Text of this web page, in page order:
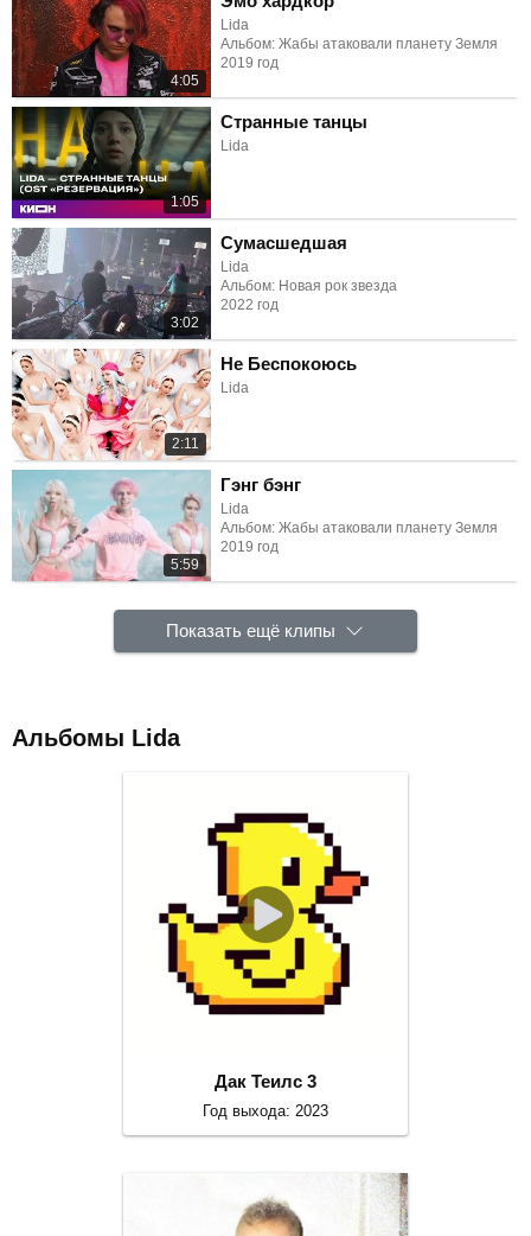
4:05
Lida
Альбом: Жабы атаковали планету Земля
2019 год
1:05
Странные танцы
Lida
3:02
Сумасшедшая
Lida
Альбом: Новая рок звезда
2022 год
2:11
Не Беспокоюсь
Lida
5:59
Гэнг бэнг
Lida
Альбом: Жабы атаковали планету Земля
2019 год
Показать ещё клипы
Альбомы Lida
Дак Теилс 3
Год выхода: 2023